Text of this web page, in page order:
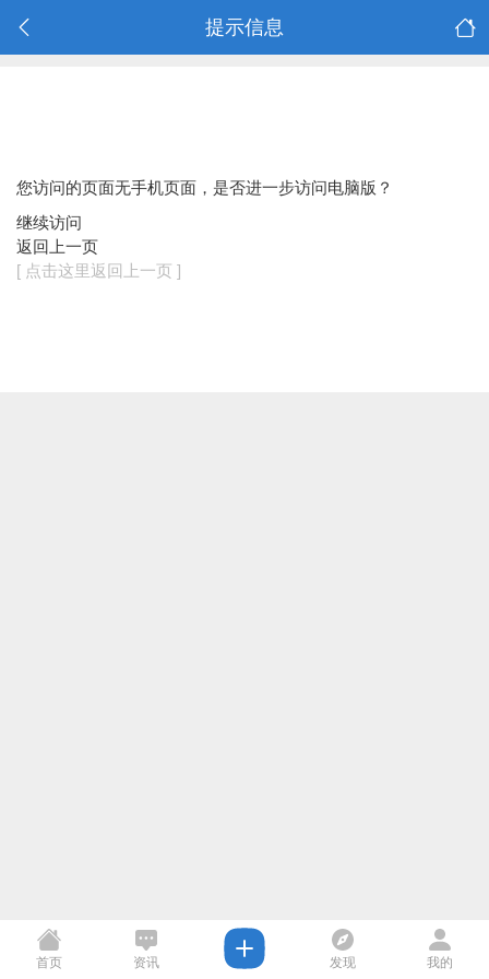
提示信息
您访问的页面无手机页面，是否进一步访问电脑版？
继续访问
返回上一页
[ 点击这里返回上一页 ]
首页 资讯 发现 我的